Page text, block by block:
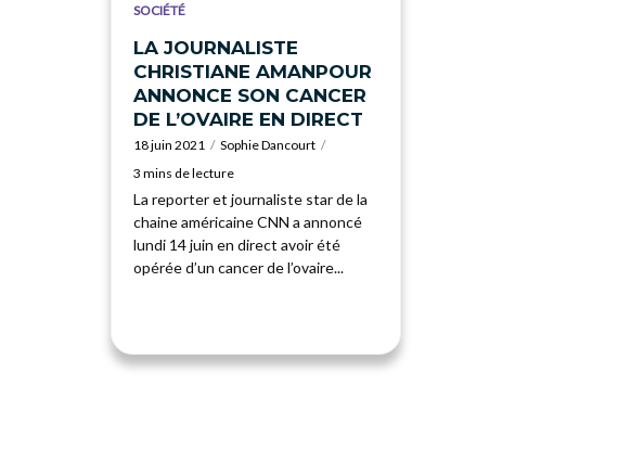
SOCIÉTÉ
LA JOURNALISTE
CHRISTIANE AMANPOUR
ANNONCE SON CANCER
DE L’OVAIRE EN DIRECT
18 juin 2021
Sophie Dancourt
3 mins de lecture
La reporter et journaliste star de la
chaine américaine CNN a annoncé
lundi 14 juin en direct avoir été
opérée d’un cancer de l’ovaire...